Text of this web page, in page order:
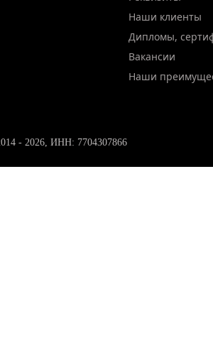
Наши клиенты
Дипломы,
Вакансии
Наши
- 2026, ИНН: 7704307866